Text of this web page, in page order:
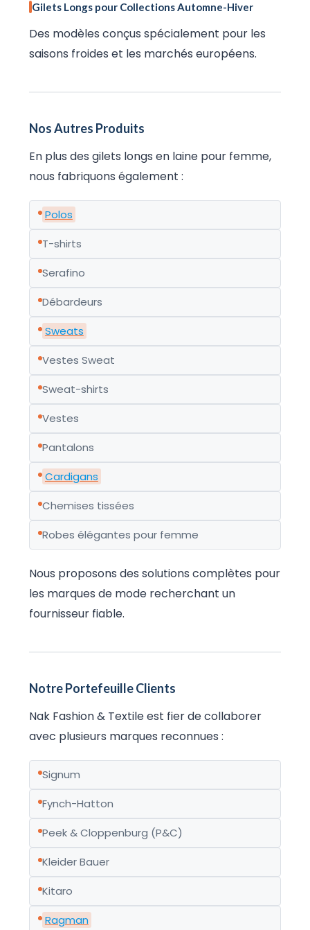
Gilets Longs pour Collections Automne-Hiver
Des modèles conçus spécialement pour les
saisons froides et les marchés européens.
Nos Autres Produits
En plus des gilets longs en laine pour femme,
nous fabriquons également :
Polos
T-shirts
Serafino
Débardeurs
Sweats
Vestes Sweat
Sweat-shirts
Vestes
Pantalons
Cardigans
Chemises tissées
Robes élégantes pour femme
Nous proposons des solutions complètes pour
les marques de mode recherchant un
fournisseur fiable.
Notre Portefeuille Clients
Nak Fashion & Textile est fier de collaborer
avec plusieurs marques reconnues :
Signum
Fynch-Hatton
Peek & Cloppenburg (P&C)
Kleider Bauer
Kitaro
Ragman